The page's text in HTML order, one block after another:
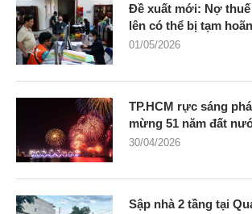
Đề xuất mới: Nợ
lên có thể bị tạm
01/05/2026
TP.HCM rực sáng
mừng 51 năm đất
30/04/2026
Sập nhà 2 tầng tại